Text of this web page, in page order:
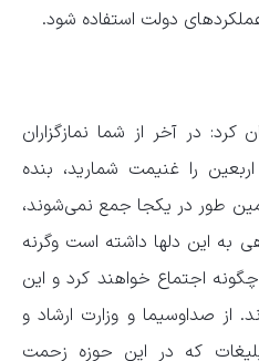
دولت استفاده شود.
در آخر از شما نمازگزاران
را غنیمت شمارید، بنده
طور در یکجا جمع نمی‌شوند،
به این دلها داشته است وگرنه
اجتماع خواهند کرد و این
صداوسیما و وزارت ارشاد و
که در این حوزه زحمت